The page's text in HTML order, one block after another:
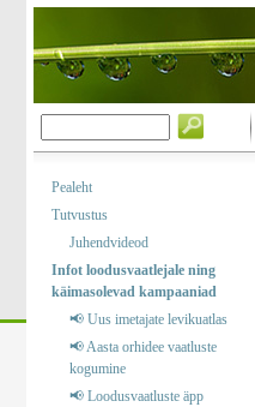
Pealeht
Tutvustus
Juhendvideod
Infot loodusvaatlejale ning
käimasolevad kampaaniad
📢 Uus imetajate levikuatlas
📢 Aasta orhidee vaatluste
kogumine
📢 Loodusvaatluste äpp